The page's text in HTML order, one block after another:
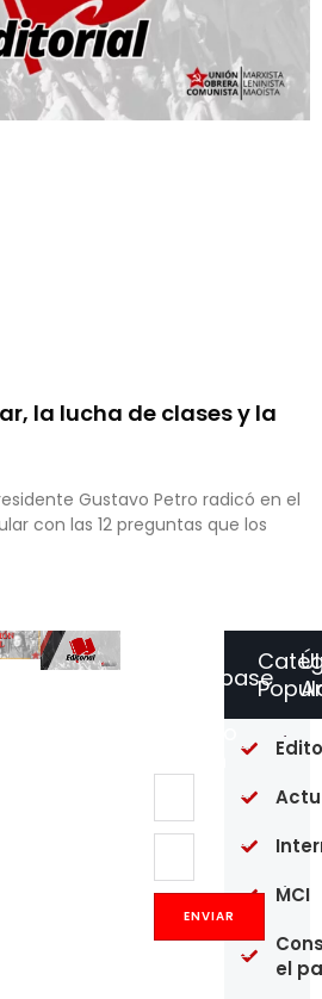
la lucha de clases y la
Gustavo Petro radicó en el
con las 12 preguntas que los
MCI
el
Suscríbase
ENVIAR